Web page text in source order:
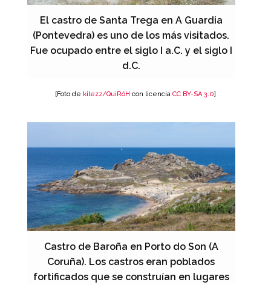
El castro de Santa Trega en A Guardia
(Pontevedra) es uno de los más visitados.
Fue ocupado entre el siglo I a.C. y el siglo I
d.C.
[Foto de kilezz/QuiRóH con licencia CC BY-SA 3.0]
Castro de Baroña en Porto do Son (A
Coruña). Los castros eran poblados
fortificados que se construían en lugares